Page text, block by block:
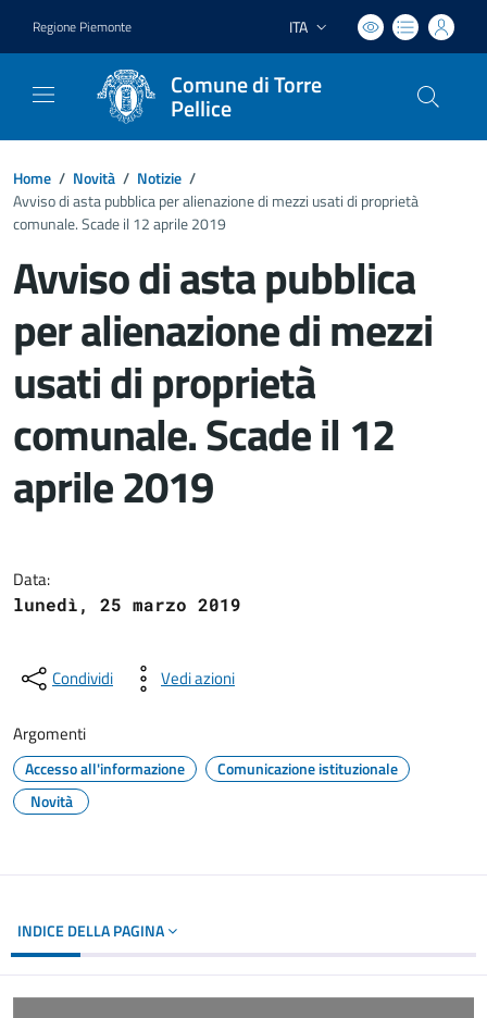
Regione Piemonte Lingua attiva:
ITA
Comune di Torre
Pellice
Home / Novità / Notizie /
Avviso di asta pubblica per alienazione di mezzi usati di proprietà
comunale. Scade il 12 aprile 2019
Avviso di asta pubblica
per alienazione di mezzi
usati di proprietà
comunale. Scade il 12
aprile 2019
Data:
lunedì, 25 marzo 2019
Condividi Vedi azioni
Argomenti
Accesso all'informazione
Comunicazione istituzionale
Novità
INDICE DELLA PAGINA